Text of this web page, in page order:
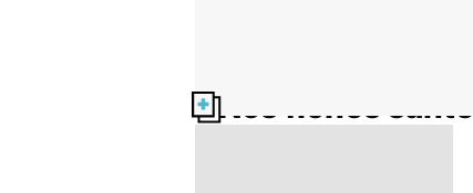
Nos fiches santé